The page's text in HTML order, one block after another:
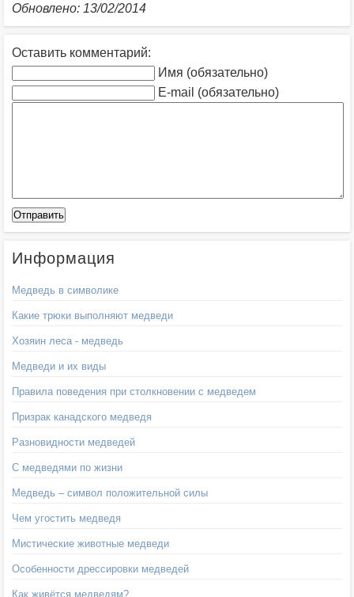
Обновлено: 13/02/2014
Оставить комментарий:
Имя (обязательно)
E-mail (обязательно)
Информация
Медведь в символике
Какие трюки выполняют медведи
Хозяин леса - медведь
Медведи и их виды
Правила поведения при столкновении с медведем
Призрак канадского медведя
Разновидности медведей
С медведями по жизни
Медведь – символ положительной силы
Чем угостить медведя
Мистические животные медведи
Особенности дрессировки медведей
Как живётся медведям?